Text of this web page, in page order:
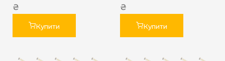
₴
Купити
₴
Купити